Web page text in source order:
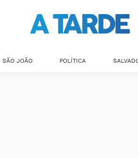
SÃO JOÃO POLÍTICA